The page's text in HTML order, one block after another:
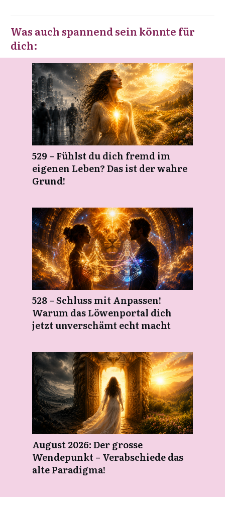
Was auch spannend sein könnte für
dich:
529 – Fühlst du dich fremd im
eigenen Leben? Das ist der wahre
Grund!
528 – Schluss mit Anpassen!
Warum das Löwenportal dich
jetzt unverschämt echt macht
August 2026: Der grosse
Wendepunkt – Verabschiede das
alte Paradigma!